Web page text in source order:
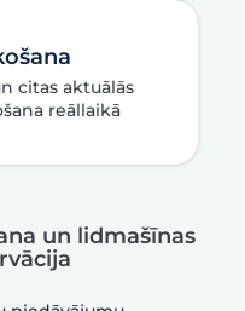
citas aktuālās
reāllaikā
un lidmašīnas